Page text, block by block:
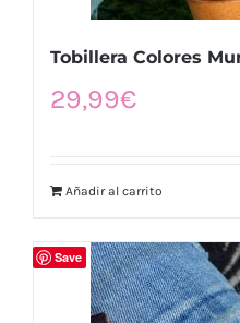
Tobillera Colores
29,99€
Añadir al carrito
Save